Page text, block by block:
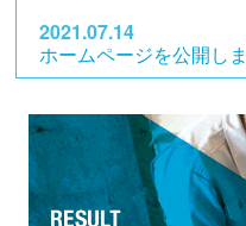
2021.07.14
ホームページを公開しま